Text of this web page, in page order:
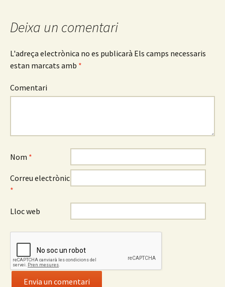
pels
articles
Deixa un comentari
L'adreça electrònica no es publicarà Els camps necessaris
estan marcats amb *
Comentari
Nom *
Correu electrònic
*
Lloc web